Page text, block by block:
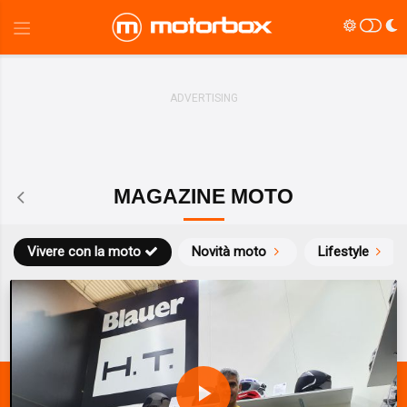
MAGAZINE MOTO
Novità moto
Vivere con la moto Lifestyle